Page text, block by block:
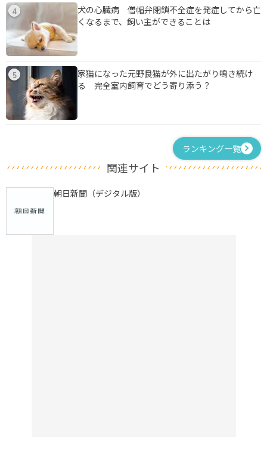
4
犬の心臓病 僧帽弁閉鎖不全症を発症してから亡
くなるまで、飼い主ができることは
5
家猫になった元野良猫が外に出たがり鳴き続け
る 完全室内飼育でどう寄り添う？
ランキング一覧
関連サイト
朝日新聞（デジタル版）